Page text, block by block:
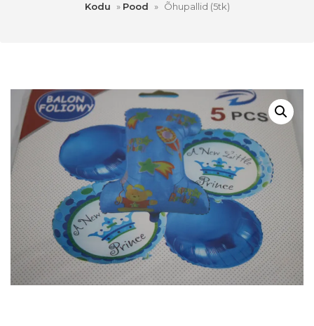
Kodu » Pood » Õhupallid (5tk)